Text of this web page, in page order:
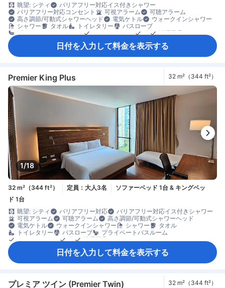
眺望: シティ
バリアフリー対応イス付きシャワー
バリアフリー対応コンセント
可視アラーム
可聴アラーム
高さ調節/可動式シャワーヘッド
電気ケトル
ウォークインシャワー
シャワー
タオル トイレタリー
バスローブ
プライベートバスルーム
鏡
清掃用具
ワイヤレス インターネット
衛星テレビ/ケーブルテレビ
ベッド近くにコンセント
モーニングコール
リネン類
遮光カーテン
手指消毒ジェル提供
目覚まし時計
コーヒー/ティーメーカー
無料インスタントコーヒー
冷蔵庫
カーペット
ワークスペース（ノートパソコン使用可）
畳エリア
専用ダイニングルーム
低層階リクエスト可
アイロン設備
クローゼット ズボンプレッサー
ベビーベッド（要リクエスト）
外廊下
エレベーター利用
セーフティボックス（客室内）
ロッカー
安全/セキュリティ対策
一酸化炭素警報器
煙感知器 階段利用 救急箱
個別エアコン
消火器
日付を入力して料金を表示する
Premier King Plus 32 m²（344 ft²）
1/18
32 m²（344 ft²） 定員：大人3名
ソファーベッド 1台 & キングベッ
ド 1台
眺望: シティ
バリアフリー対応
バリアフリー対応イス付きシャワー
可視アラーム
可聴アラーム
高さ調節/可動式シャワーヘッド
電気ケトル
ウォークインシャワー シャワー
タオル
トイレタリー
バスローブ
プライベートバスルーム
鏡
清掃用具
ワイヤレス インターネット
衛星テレビ/ケーブルテレビ
ベッド近くにコンセント
モーニングコール
リネン類 快眠グッズ
遮光カーテン
日付を入力して料金を表示する
プレミア ツイン (Premier Twin) 32 m²（344 ft²）